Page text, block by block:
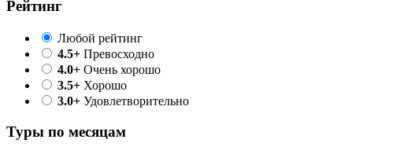
Рейтинг
Любой рейтинг
4.5+ Превосходно
4.0+ Очень хорошо
3.5+ Хорошо
3.0+ Удовлетворительно
Туры по месяцам